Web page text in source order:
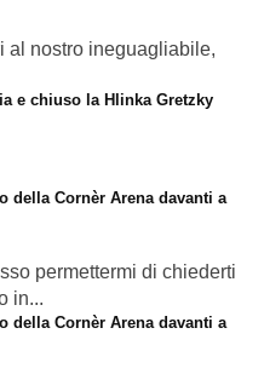
al nostro ineguagliabile,
e chiuso la Hlinka Gretzky
della Cornèr Arena davanti a
permettermi di chiederti
in...
della Cornèr Arena davanti a